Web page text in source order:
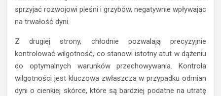
sprzyjać rozwojowi pleśni i grzybów, negatywnie wpływając
na trwałość dyni.
Z drugiej strony, chłodnie pozwalają precyzyjnie
kontrolować wilgotność, co stanowi istotny atut w dążeniu
do optymalnych warunków przechowywania. Kontrola
wilgotności jest kluczowa zwłaszcza w przypadku odmian
dyni o cienkiej skórce, które są bardziej podatne na utratę